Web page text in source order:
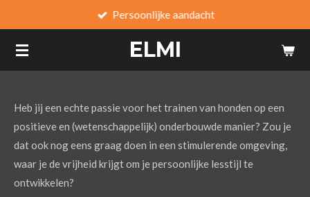
naar
de
ELMI
Persoonlijke aandacht
Heb jij een echte passie voor het trainen van honden op een
positieve en (wetenschappelijk) onderbouwde manier? Zou je
dat ook nog eens graag doen in een stimulerende omgeving,
waar je de vrijheid krijgt om je persoonlijke lesstijl te
ontwikkelen?